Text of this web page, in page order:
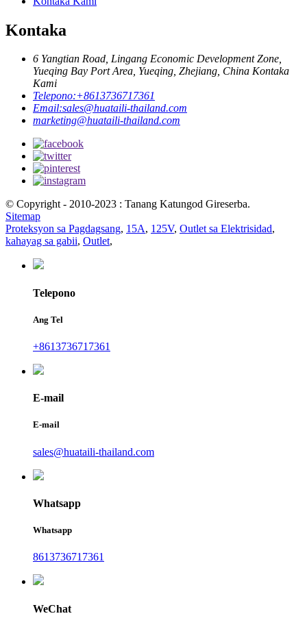
Kontaka
6 Yangtian Road, Lingang Economic Development Zone,
Yueqing Bay Port Area, Yueqing, Zhejiang, China Kontaka
Kami
Telepono:+8613736717361
Email:sales@huataili-thailand.com
marketing@huataili-thailand.com
© Copyright - 2010-2023 : Tanang Katungod Gireserba.
Sitemap
Proteksyon sa Pagdagsang, 15A, 125V, Outlet sa Elektrisidad,
kahayag sa gabii, Outlet,
Telepono
Ang Tel
+8613736717361
E-mail
E-mail
sales@huataili-thailand.com
Whatsapp
Whatsapp
8613736717361
WeChat